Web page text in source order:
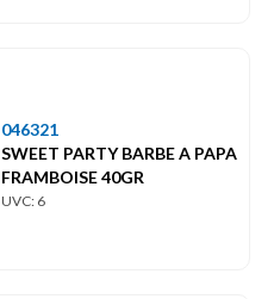
046321
SWEET PARTY BARBE A PAPA
FRAMBOISE 40GR
UVC: 6